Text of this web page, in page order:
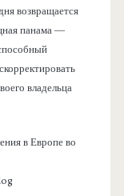
возвращается
панама —
владельца
в Европе во